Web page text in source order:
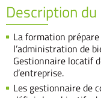
Description
La formation
l’administration de
Gestionnaire locatif
d’entreprise.
Les gestionnaire de